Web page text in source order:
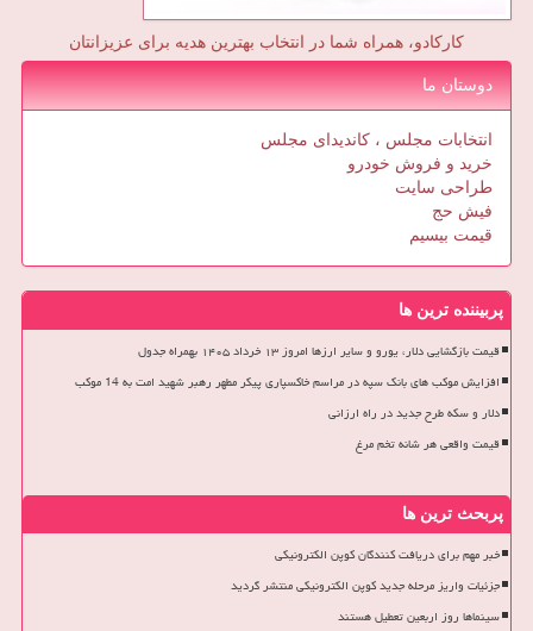
کارکادو، همراه شما در انتخاب بهترین هدیه برای عزیزانتان
دوستان ما
انتخابات مجلس ، کاندیدای مجلس
خرید و فروش خودرو
طراحی سایت
فیش حج
قیمت بیسیم
پربیننده ترین ها
قیمت بازگشایی دلار، یورو و سایر ارزها امروز ۱۳ خرداد ۱۴۰۵ بهمراه جدول
افزایش موکب های بانک سپه در مراسم خاکسپاری پیکر مطهر رهبر شهید امت به 14 موکب
دلار و سکه طرح جدید در راه ارزانی
قیمت واقعی هر شانه تخم مرغ
پربحث ترین ها
خبر مهم برای دریافت کنندگان کوپن الکترونیکی
جزئیات واریز مرحله جدید کوپن الکترونیکی منتشر گردید
سینماها روز اربعین تعطیل هستند